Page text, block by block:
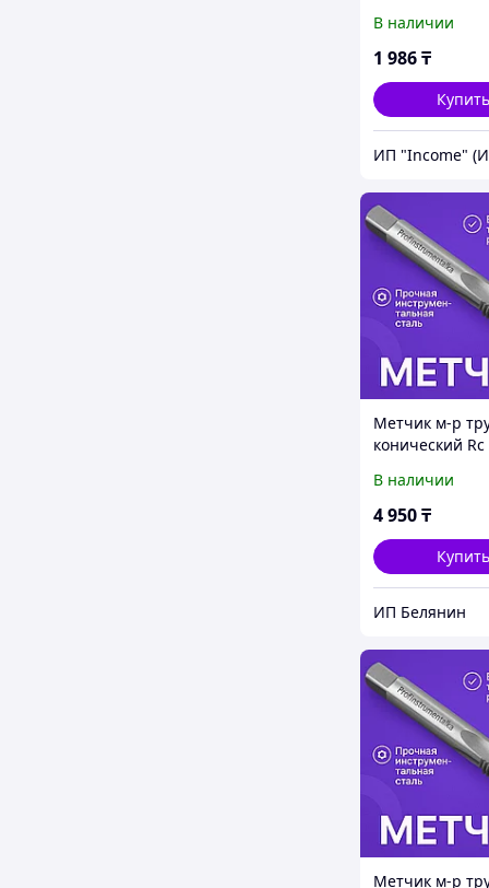
ручка, широкое
В наличии
1 986₸
Купить
ИП "Income"
Метчик м-р
конический
В наличии
4 950₸
Купить
ИП Белянин
Метчик м-р